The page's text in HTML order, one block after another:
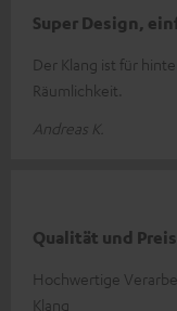
Super Design,
Der Klang ist für
Räumlichkeit.
Andreas K.
Qualität und Preis
Hochwertige
Klang